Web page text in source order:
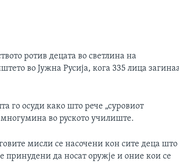
ротив децата во светлина на
во Јужна Русија, кога 335 лица
го осуди како што рече „суровиот
во руското училиште.
мисли се насочени кон сите деца што
принудени да носат оружје и оние кои се